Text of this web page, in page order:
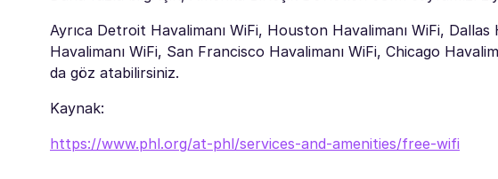
Ayrıca Detroit Havalimanı WiFi, Houston Havalimanı WiFi,
Havalimanı WiFi, San Francisco Havalimanı WiFi, Chicago
da göz atabilirsiniz.
Kaynak:
https://www.phl.org/at-phl/services-and-amenities/free-wifi